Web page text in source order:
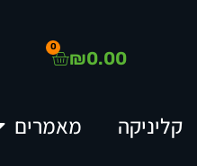
₪0.00
0
קליניקה מאמרים